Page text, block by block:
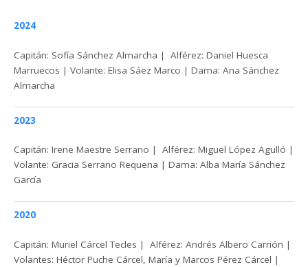
2024
Capitán: Sofía Sánchez Almarcha | Alférez: Daniel Huesca
Marruecos | Volante: Elisa Sáez Marco | Dama: Ana Sánchez
Almarcha
2023
Capitán: Irene Maestre Serrano | Alférez: Miguel López Agulló |
Volante: Gracia Serrano Requena | Dama: Alba María Sánchez
García
2020
Capitán: Muriel Cárcel Tecles | Alférez: Andrés Albero Carrión |
Volantes: Héctor Puche Cárcel, María y Marcos Pérez Cárcel |